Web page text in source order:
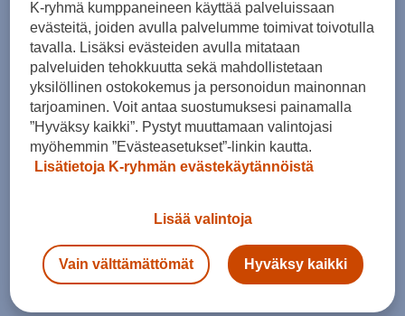
K-ryhmä kumppaneineen käyttää palveluissaan
evästeitä, joiden avulla palvelumme toimivat toivotulla
tavalla. Lisäksi evästeiden avulla mitataan
palveluiden tehokkuutta sekä mahdollistetaan
yksilöllinen ostokokemus ja personoidun mainonnan
tarjoaminen. Voit antaa suostumuksesi painamalla
”Hyväksy kaikki”. Pystyt muuttamaan valintojasi
myöhemmin ”Evästeasetukset”-linkin kautta.
Lisätietoja K-ryhmän evästekäytännöistä
Lisää valintoja
Vain välttämättömät Hyväksy kaikki